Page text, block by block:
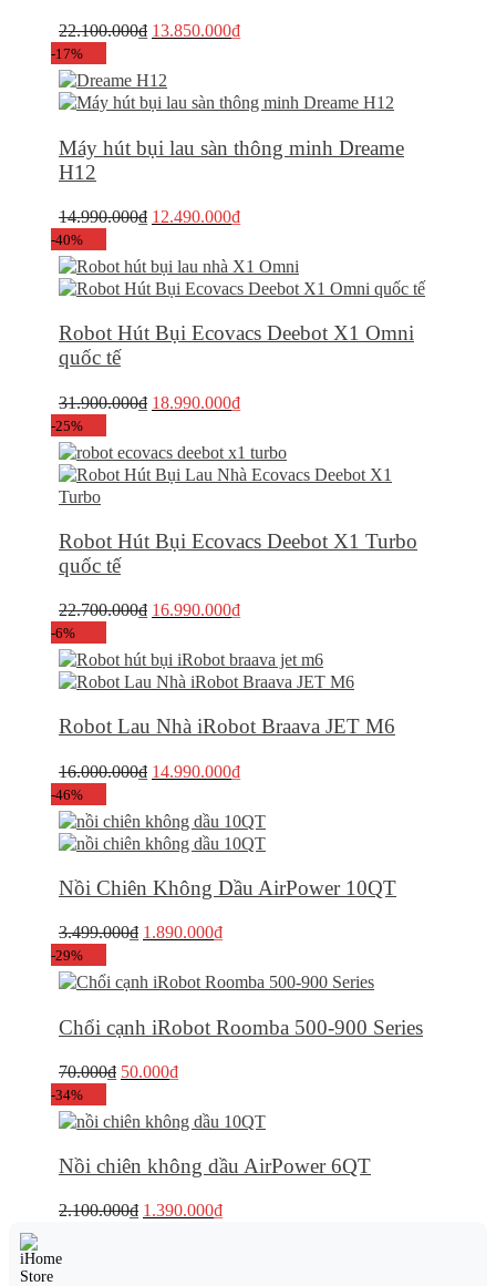
22.100.000₫ Giá
là:
22.100.000₫.
13.850.000₫Giá
là:
13.850.000₫.
-17%
Máy hút bụi lau sàn thông minh Dreame
H12
14.990.000₫ Giá
là:
14.990.000₫.
12.490.000₫Giá
tại
là:
12.490.000₫.
-40%
Robot Hút Bụi Ecovacs Deebot X1 Omni
quốc tế
31.900.000₫ Giá
là:
31.900.000₫.
18.990.000₫Giá
tại
là:
18.990.000₫.
-25%
Robot Hút Bụi Ecovacs Deebot X1 Turbo
quốc tế
22.700.000₫ Giá
là:
22.700.000₫.
16.990.000₫Giá
tại
là:
16.990.000₫.
-6%
Robot Lau Nhà iRobot Braava JET M6
16.000.000₫ Giá
là:
16.000.000₫.
14.990.000₫Giá
tại
là:
14.990.000₫.
-46%
Nồi Chiên Không Dầu AirPower 10QT
3.499.000₫ Giá
là:
1.890.000₫Giá
tại
1.890.000₫.
-29%
Chổi cạnh iRobot Roomba 500-900 Series
70.000₫ Giá
là:
70.000₫.
50.000₫Giá
tại
là:
50.000₫.
-34%
Nồi chiên không dầu AirPower 6QT
2.100.000₫ Giá
1.390.000₫Giá